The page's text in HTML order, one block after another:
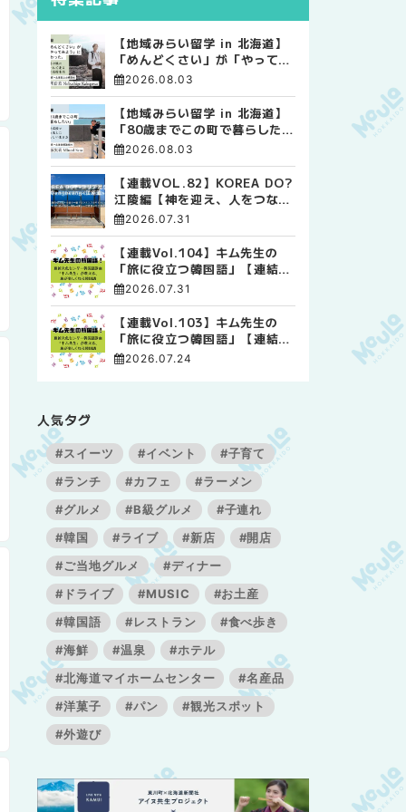
【地域みらい留学 in 北海道】
「めんどくさい」が「やってみ
よう」に変わった。 十勝の風
自由な高校生活
2026.08.03
【地域みらい留学 in 北海道】
「80歳までこの町で暮らした
い」 標津高校で踏み出した、
2026.08.03
【連載VOL.82】KOREA DO?
江陵編【神を迎え、人をつなぐ
時間 ― 江陵端午祭 】
2026.07.31
【連載Vol.104】キム先生の
「旅に役立つ韓国語」【連結語
尾について その4】
2026.07.31
【連載Vol.103】キム先生の
「旅に役立つ韓国語」【連結語
尾について その3】
2026.07.24
人気タグ
#スイーツ #イベント
#子育て
#ランチ
#カフェ
#ラーメン
#グルメ
#B級グルメ
#子連れ
#韓国
#ライブ #新店
#開店
#ご当地グルメ
#ディナー
#ドライブ
#MUSIC
#お土産
#韓国語
#レストラン
#食べ歩き
#海鮮
#温泉
#ホテル
#北海道マイホームセンター
#名産品
#洋菓子
#パン
#観光スポット
#外遊び